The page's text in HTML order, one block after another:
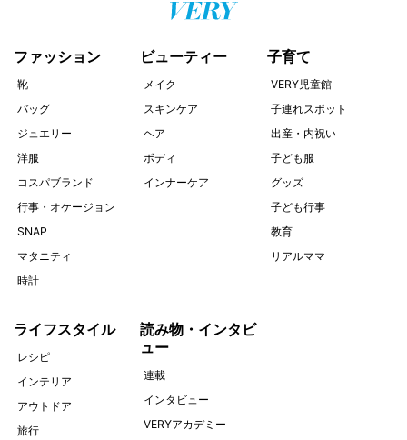
ファッション
靴
バッグ
ジュエリー
洋服
コスパブランド
行事・オケージョン
SNAP
マタニティ
時計
ビューティー
メイク
スキンケア
ヘア
ボディ
インナーケア
子育て
VERY児童館
子連れスポット
出産・内祝い
子ども服
グッズ
子ども行事
教育
リアルママ
ライフスタイル
レシピ
インテリア
アウトドア
旅行
読み物・インタビ
ュー
連載
インタビュー
VERYアカデミー